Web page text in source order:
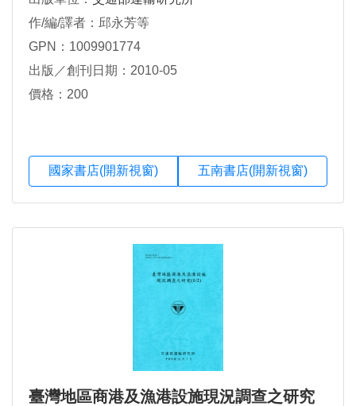
作/編/譯者：邱永芳等
GPN：1009901774
出版／創刊日期：2010-05
價格：200
國家書店(開新視窗) 五南書店(開新視窗)
臺灣地區商港及漁港設施現況調查之研究